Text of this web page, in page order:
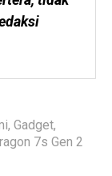
, Gadget,
7s Gen 2